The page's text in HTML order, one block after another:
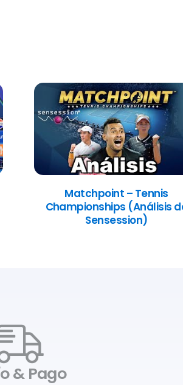
Matchpoint – Tennis
Championships (Análisis
Sensession)
& Pago